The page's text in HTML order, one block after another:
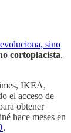
sino
cortoplacista.
IKEA,
el acceso de
obtener
hace meses en
.